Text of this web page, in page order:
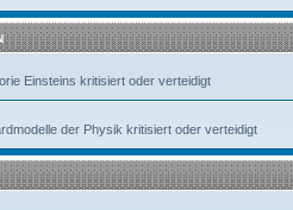
Einsteins kritisiert oder verteidigt
der Physik kritisiert oder verteidigt